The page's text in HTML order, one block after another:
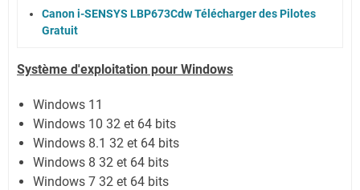
Canon i-SENSYS LBP673Cdw Télécharger des Pilotes
Gratuit
Système d'exploitation pour Windows
Windows 11
Windows 10 32 et 64 bits
Windows 8.1 32 et 64 bits
Windows 8 32 et 64 bits
Windows 7 32 et 64 bits